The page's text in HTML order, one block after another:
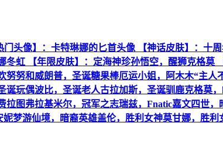
门头像】：卡特琳娜的匕首头像 【神话皮肤】：十
虹 【年限皮肤】：定海神珍孙悟空，醒狮克格莫
努和威朗普，圣诞糖果棒厄运小姐，阿木木“主
玩偶波比，圣诞老人古拉加斯，圣诞驯鹿克格莫
图弗拉基米尔，冠军之志瑞兹，Fnatic嘉文四世
梦游仙境，暗裔英雄盖伦，胜利女神莫甘娜，胜